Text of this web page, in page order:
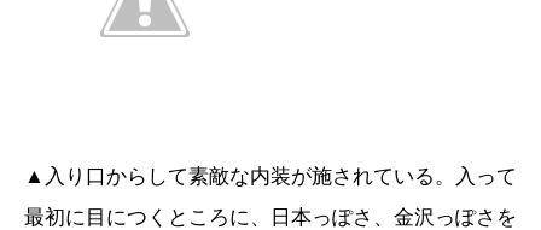
▲入り口からして素敵な内装が施されている。入って
最初に目につくところに、日本っぽさ、金沢っぽさを